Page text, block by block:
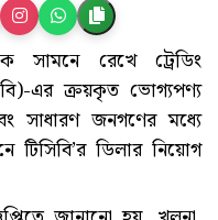
সামনে রেখে ট্রেডিং
এর ক্রয়কৃত ভোগ্যপণ্য
সাধারণ জনগণের মধ্যে
টিসিবি’র ডিলার নিয়োগ